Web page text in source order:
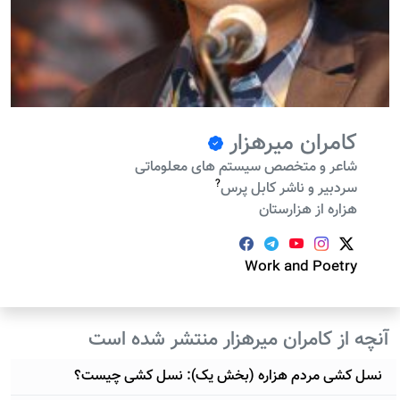
کامران میرهزار
شاعر و متخصص سیستم های معلوماتی
سردبیر و ناشر کابل پرس?
هزاره از هزارستان
Work and Poetry
آنچه از کامران میرهزار منتشر شده است
نسل کشی مردم هزاره (بخش یک): نسل کشی چیست؟